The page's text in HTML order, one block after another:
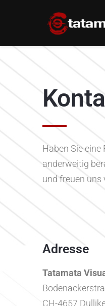
Haben Sie
anderweitig
und freuen uns
Adresse
Tatamata
CH-4657